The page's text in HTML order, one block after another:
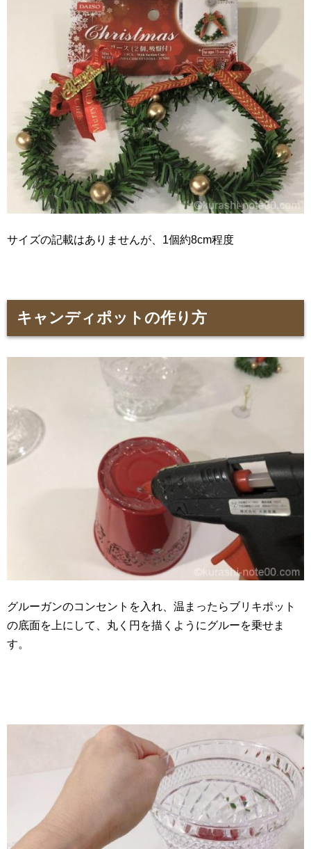
サイズの記載はありませんが、1個約8cm程度
キャンディポットの作り方
グルーガンのコンセントを入れ、温まったらブリキポット
の底面を上にして、丸く円を描くようにグルーを乗せま
す。